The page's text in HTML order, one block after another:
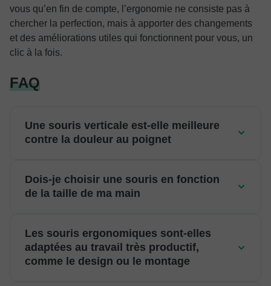
vous qu’en fin de compte, l’ergonomie ne consiste pas à
chercher la perfection, mais à apporter des changements
et des améliorations utiles qui fonctionnent pour vous, un
clic à la fois.
FAQ
Une souris verticale est-elle meilleure
contre la douleur au poignet
Dois-je choisir une souris en fonction
de la taille de ma main
Les souris ergonomiques sont-elles
adaptées au travail très productif,
comme le design ou le montage